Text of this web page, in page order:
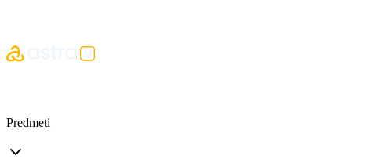
Predmeti